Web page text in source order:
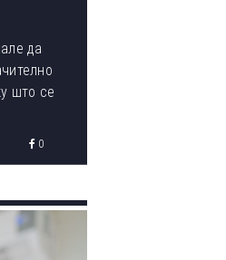
ОД
ЗА 2023 ГОДИНА
да
што се
0